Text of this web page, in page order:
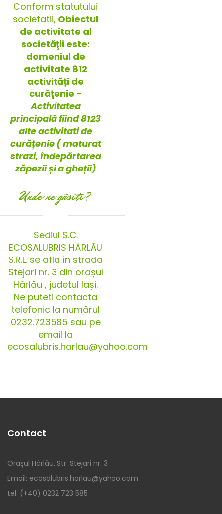
Conform statutului
societatii, Obiectul
de activitate al
societăţii este:
domeniul de
activitate 812
activități de
curăţenie -
Activitatea
principală fiind 8123
alte activitati de
curățenie ( maturat
strazi, îndepărtarea
zăpezii și a gheții)
Unde ne gãsiti?
Sediul S.C.
ECOSALUBRIS HÂRLĂU
S.R.L. se află în strada
Stejari nr. 3 din orașul
Hârlău , judetul Iași.
Ne puteti contacta
telefonic la numărul
0232.723585 sau pe
email la
ecosalubris.harlau@yahoo.com
Contact
Orașul Hârlău, Str. Stejari nr. 3
Email: ecosalubris.harlau@yahoo.com
tel: (+40) 0232 723 585